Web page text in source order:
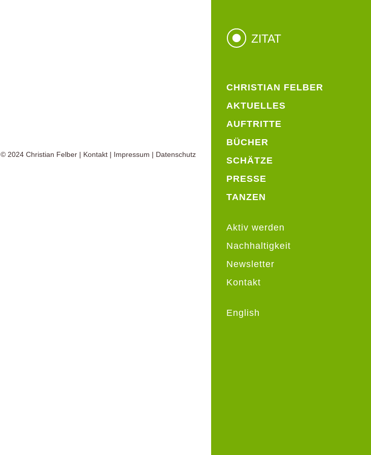
CHRISTIAN FELBER
AKTUELLES
AUFTRITTE
BÜCHER
SCHÄTZE
PRESSE
TANZEN
Aktiv werden
Nachhaltigkeit
Newsletter
Kontakt
English
ZITAT
© 2024 Christian Felber | Kontakt | Impressum | Datenschutz